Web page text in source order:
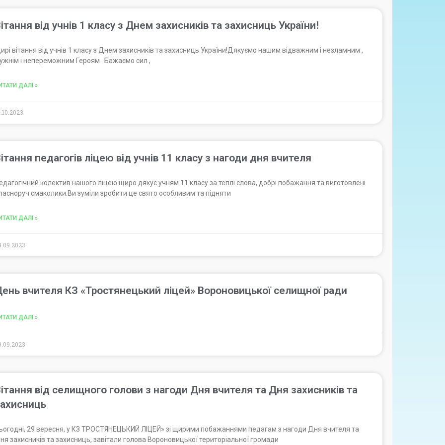
від учнів 1 класу з Днем захисників та захисниць України!
вітання від учнів 1 класу з Днем захисників та захисниць України!Дякуємо нашим відважним і незламним ,
і непереможним Героям . Бажаємо сил ,
ДАЛІ »
педагогів ліцею від учнів 11 класу з нагоди дня вчителя
колектив нашого ліцею щиро дякує учням 11 класу за теплі слова, добрі побажання та виготовлені
смаколики.Ви зуміли зробити це свято особливим та підняти
ДАЛІ »
вчителя КЗ «Тростянецький ліцей» Вороновицької селищної ради
ДАЛІ »
від селищного голови з нагоди Дня вчителя та Дня захисників та
29 вересня, у КЗ ТРОСТЯНЕЦЬКИЙ ЛІЦЕЙ» зі щирими побажаннями педагам з нагоди Дня вчителя та
захисників та захисниць, завітали голова Вороновицької територіальної громади